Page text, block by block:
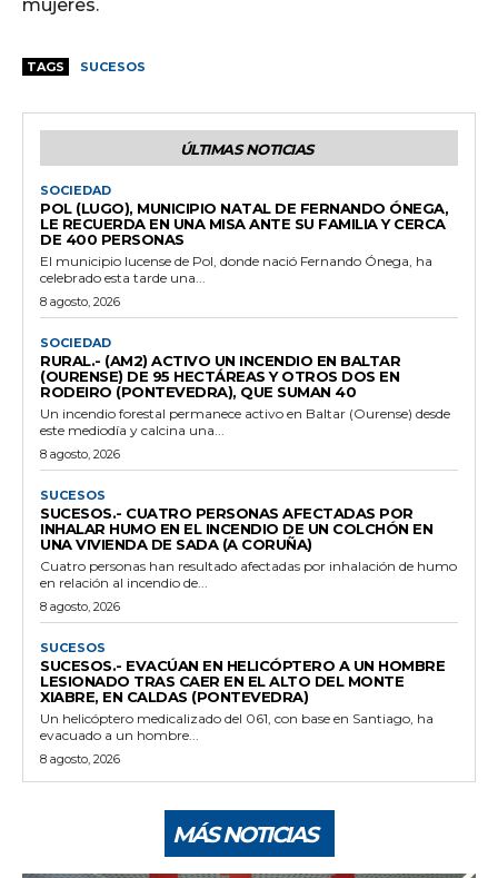
mujeres.
TAGS SUCESOS
ÚLTIMAS NOTICIAS
SOCIEDAD
POL (LUGO), MUNICIPIO NATAL DE FERNANDO ÓNEGA,
LE RECUERDA EN UNA MISA ANTE SU FAMILIA Y CERCA
DE 400 PERSONAS
El municipio lucense de Pol, donde nació Fernando Ónega, ha
celebrado esta tarde una...
8 agosto, 2026
SOCIEDAD
RURAL.- (AM2) ACTIVO UN INCENDIO EN BALTAR
(OURENSE) DE 95 HECTÁREAS Y OTROS DOS EN
RODEIRO (PONTEVEDRA), QUE SUMAN 40
Un incendio forestal permanece activo en Baltar (Ourense) desde
este mediodía y calcina una...
8 agosto, 2026
SUCESOS
SUCESOS.- CUATRO PERSONAS AFECTADAS POR
INHALAR HUMO EN EL INCENDIO DE UN COLCHÓN EN
UNA VIVIENDA DE SADA (A CORUÑA)
Cuatro personas han resultado afectadas por inhalación de humo
en relación al incendio de...
8 agosto, 2026
SUCESOS
SUCESOS.- EVACÚAN EN HELICÓPTERO A UN HOMBRE
LESIONADO TRAS CAER EN EL ALTO DEL MONTE
XIABRE, EN CALDAS (PONTEVEDRA)
Un helicóptero medicalizado del 061, con base en Santiago, ha
evacuado a un hombre...
8 agosto, 2026
MÁS NOTICIAS